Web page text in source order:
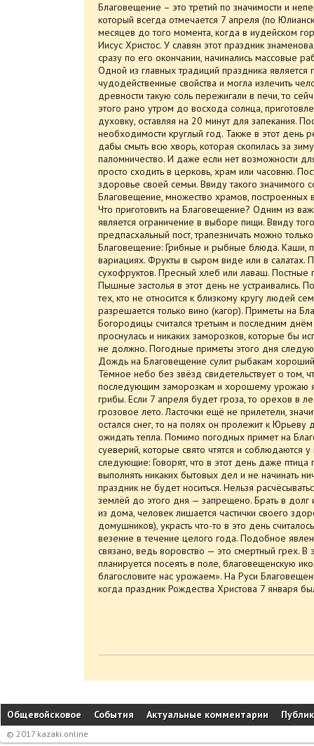
Благовещение – это третий по значимости и
который всегда отмечается 7 апреля (по
месяцев до того момента, когда в иудейском
Иисус Христос. У славян этот праздник
сразу по его окончании, начинались массовые
Одной из главных традиций праздника
чудодейственные свойства и могла излечить
древности такую соль пережигали в печи, то
этого рано утром до восхода солнца,
духовку, оставляя на 20 минут для запекания.
необходимости круглый год. Также в этот день
дабы смыть всю хворь, которая скопилась за
паломничество. И даже если нет возможности
просто сходить в церковь, храм или часовню.
здоровье своей семьи. Ввиду такого значимого
Благовещение, множество храмов, построенных
Что приготовить на Благовещение? Одним из
является ограничение в выборе пищи. Ввиду
предпасхальный пост, трапезничать можно
Благовещение: Грибные и рыбные блюда.
вариациях. Фрукты в сыром виде или в салатах.
сухофруктов. Пресный хлеб или лаваш.
Пышные застолья в этот день не устраивались.
тех, кто не относится к близкому кругу людей
разрешается только вино (кагор). Приметы на
Богородицы считался третьим и последним
проснулась и никаких заморозков, которые бы
не должно. Погодные приметы этого дня
Дождь на Благовещение сулит рыбакам
Тёмное небо без звёзд свидетельствует о том,
последующим заморозкам и хорошему урожаю
грибы. Если 7 апреля будет гроза, то орехов в
грозовое лето. Ласточки ещё не прилетели,
остался снег, то на полях он пролежит к Юрьеву
ожидать тепла. Помимо погодных примет на
суеверий, которые свято чтятся и соблюдаются
следующие: Говорят, что в этот день даже птица
выполнять никаких бытовых дел и не начинать
праздник не будет носиться. Нельзя
землёй до этого дня — запрещено. Брать в долг
из дома, человек лишается частички своего
домушников), украсть что-то в это день
везение в течение целого года. Подобное
связано, ведь воровство — это смертный грех. В
планируется посеять в поле, благовещенскую
благословите нас урожаем». На Руси
когда праздник Рождества Христова 7 января
Общевойсковое События Актуальные комментарии
© 2017 kazaki.online